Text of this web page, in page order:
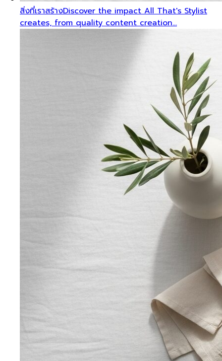
สิ่งที่เราสร้างDiscover the impact All That's Stylist
creates, from quality content creation…